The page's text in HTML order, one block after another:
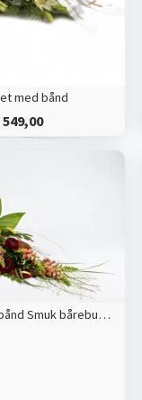
med bånd
549,00
Bårebuket med bånd Smuk bårebuket med årstidens blomster